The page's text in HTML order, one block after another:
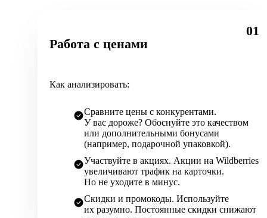
01
Работа с ценами
Как анализировать:
Сравните цены с конкурентами.
У вас дороже? Обоснуйте это качеством
или дополнительными бонусами
(например, подарочной упаковкой).
Участвуйте в акциях. Акции на Wildberries
увеличивают трафик на карточки.
Но не уходите в минус.
Скидки и промокоды. Используйте
их разумно. Постоянные скидки снижают